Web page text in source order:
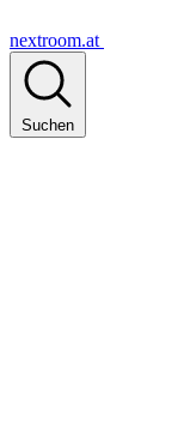
nextroom.at
Suchen